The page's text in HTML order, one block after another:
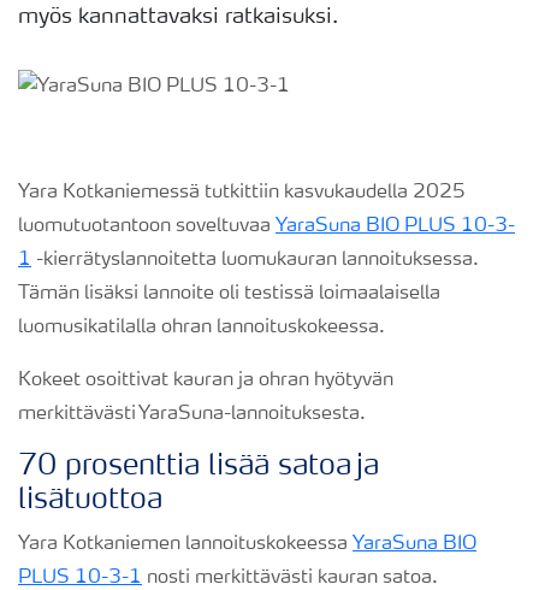
myös kannattavaksi ratkaisuksi.
Yara Kotkaniemessä tutkittiin kasvukaudella 2025
luomutuotantoon soveltuvaa YaraSuna BIO PLUS 10-3-
1 -kierrätyslannoitetta luomukauran lannoituksessa.
Tämän lisäksi lannoite oli testissä loimaalaisella
luomusikatilalla ohran lannoituskokeessa.
Kokeet osoittivat kauran ja ohran hyötyvän
merkittävästi YaraSuna-lannoituksesta.
70 prosenttia lisää satoa ja
lisätuottoa
Yara Kotkaniemen lannoituskokeessa YaraSuna BIO
PLUS 10-3-1 nosti merkittävästi kauran satoa.